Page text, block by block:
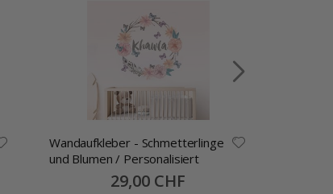
Wandaufkleber - Schmetterlinge
und Blumen / Personalisiert
Special
Price
29,00 CHF